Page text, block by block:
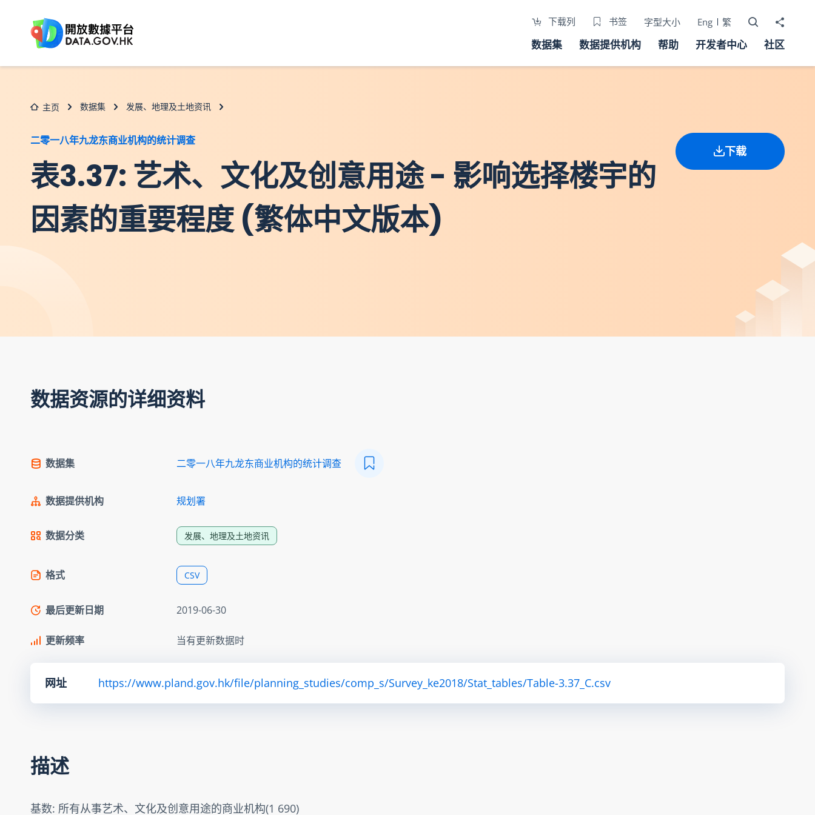
下载列 书签 字型大小 Eng 繁 打开搜寻器
分享至
数据集 数据提供机构 帮助 开发者中心 社区
主页 数据集 发展、地理及土地资讯
二零一八年九龙东商业机构的统计调查
表3.37: 艺术、文化及创意用途 - 影响选择楼宇的
因素的重要程度 (繁体中文版本)
下载
数据资源的详细资料
数据集 二零一八年九龙东商业机构的统计调查
数据提供机构 规划署
数据分类 发展、地理及土地资讯
格式 CSV
最后更新日期 2019-06-30
更新频率 当有更新数据时
网址 https://www.pland.gov.hk/file/planning_studies/comp_s/Survey_ke2018/Stat_tables/Table-3.37_C.csv
描述
基数: 所有从事艺术、文化及创意用途的商业机构(1 690)